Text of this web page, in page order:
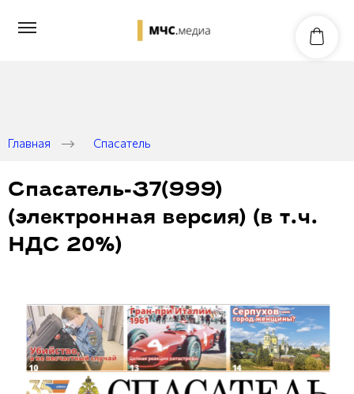
Главная Спасатель
Спасатель-37(999)
(электронная версия) (в т.ч.
НДС 20%)